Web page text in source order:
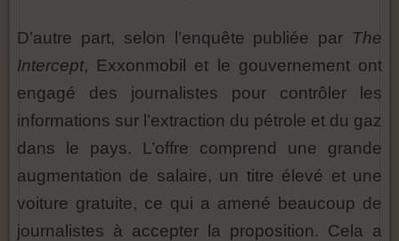
D’autre part, selon l’enquête publiée par The
Intercept, Exxonmobil et le gouvernement ont
engagé des journalistes pour contrôler les
informations sur l’extraction du pétrole et du gaz
dans le pays. L’offre comprend une grande
augmentation de salaire, un titre élevé et une
voiture gratuite, ce qui a amené beaucoup de
journalistes à accepter la proposition. Cela a